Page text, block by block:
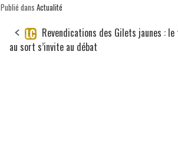
Publié dans Actualité
Revendications des Gilets jaunes :
au sort s’invite au débat